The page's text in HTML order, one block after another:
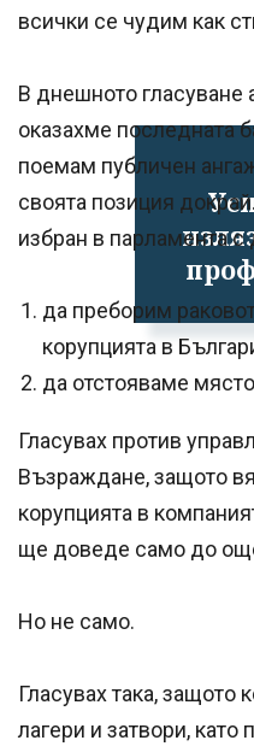
всички се чудим как
В днешното гласуване
оказахме последната
поемам публичен
своята позиция
избран в парламента
да преборим
корупцията в
да отстояваме
Гласувах против
Възраждане, защото
корупцията в
ще доведе само до
Но не само.
Гласувах така, защото
лагери и затвори,